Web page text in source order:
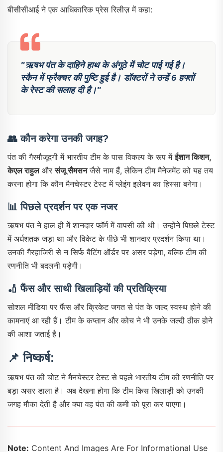
बीसीसीआई ने एक आधिकारिक प्रेस रिलीज़ में कहा:
"ऋषभ पंत के दाहिने हाथ के अंगूठे में चोट पाई गई है।
स्कैन में फ्रैक्चर की पुष्टि हुई है। डॉक्टरों ने उन्हें 6 हफ्तों
के रेस्ट की सलाह दी है।"
👥कौन करेगा उनकी जगह?
पंत की गैरमौजूदगी में भारतीय टीम के पास विकल्प के रूप मेंईशान किशन,
केएल राहुलऔरसंजू सैमसनजैसे नाम हैं, लेकिन टीम मैनेजमेंट को यह तय
करना होगा कि कौन मैनचेस्टर टेस्ट में प्लेइंग इलेवन का हिस्सा बनेगा।
📊पिछले प्रदर्शन पर एक नजर
ऋषभ पंत ने हाल ही में शानदार फॉर्म में वापसी की थी। उन्होंने पिछले टेस्ट
में अर्धशतक जड़ा था और विकेट के पीछे भी शानदार प्रदर्शन किया था।
उनकी गैरहाजिरी से न सिर्फ बैटिंग ऑर्डर पर असर पड़ेगा, बल्कि टीम की
रणनीति भी बदलनी पड़ेगी।
🏏फैंस और साथी खिलाड़ियों की प्रतिक्रिया
सोशल मीडिया पर फैंस और क्रिकेट जगत से पंत के जल्द स्वस्थ होने की
कामनाएं आ रही हैं। टीम के कप्तान और कोच ने भी उनके जल्दी ठीक होने
की आशा जताई है।
📌 निष्कर्ष:
ऋषभ पंत की चोट ने मैनचेस्टर टेस्ट से पहले भारतीय टीम की रणनीति पर
बड़ा असर डाला है। अब देखना होगा कि टीम किस खिलाड़ी को उनकी
जगह मौका देती है और क्या वह पंत की कमी को पूरा कर पाएगा।
Note: Content And Images Are For Informational Use